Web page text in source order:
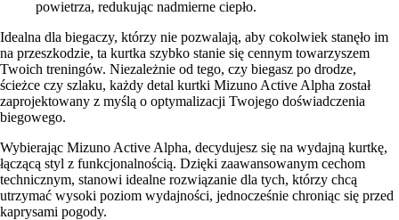
powietrza, redukując nadmierne ciepło.
Idealna dla biegaczy, którzy nie pozwalają, aby cokolwiek stanęło im
na przeszkodzie, ta kurtka szybko stanie się cennym towarzyszem
Twoich treningów. Niezależnie od tego, czy biegasz po drodze,
ścieżce czy szlaku, każdy detal kurtki Mizuno Active Alpha został
zaprojektowany z myślą o optymalizacji Twojego doświadczenia
biegowego.
Wybierając Mizuno Active Alpha, decydujesz się na wydajną kurtkę,
łączącą styl z funkcjonalnością. Dzięki zaawansowanym cechom
technicznym, stanowi idealne rozwiązanie dla tych, którzy chcą
utrzymać wysoki poziom wydajności, jednocześnie chroniąc się przed
kaprysami pogody.